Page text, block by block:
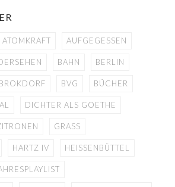
ATOMKRAFT AUFGEGESSEN
BAHN BERLIN
BROKDORF BVG BÜCHER
DICHTER ALS GOETHE
GRASS
HARTZ IV HEISSENBÜTTEL